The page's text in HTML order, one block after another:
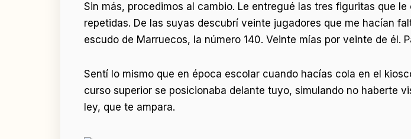
Sin más, procedimos al cambio. Le entregué las tres figuritas que
repetidas. De las suyas descubrí veinte jugadores que me hacían
escudo de Marruecos, la número 140. Veinte mías por veinte de él.
Sentí lo mismo que en época escolar cuando hacías cola en el
curso superior se posicionaba delante tuyo, simulando no haberte
ley, que te ampara.